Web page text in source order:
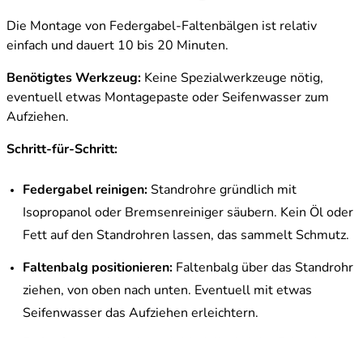
Die Montage von Federgabel-Faltenbälgen ist relativ
einfach und dauert 10 bis 20 Minuten.
Benötigtes Werkzeug: Keine Spezialwerkzeuge nötig,
eventuell etwas Montagepaste oder Seifenwasser zum
Aufziehen.
Schritt-für-Schritt:
Federgabel reinigen: Standrohre gründlich mit
Isopropanol oder Bremsenreiniger säubern. Kein Öl oder
Fett auf den Standrohren lassen, das sammelt Schmutz.
Faltenbalg positionieren: Faltenbalg über das Standrohr
ziehen, von oben nach unten. Eventuell mit etwas
Seifenwasser das Aufziehen erleichtern.